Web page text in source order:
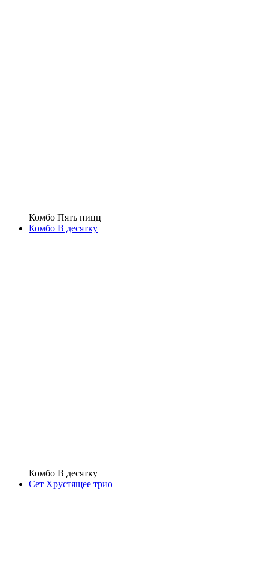
Комбо Пять пицц
Комбо В десятку
Комбо В десятку
Сет Хрустящее трио